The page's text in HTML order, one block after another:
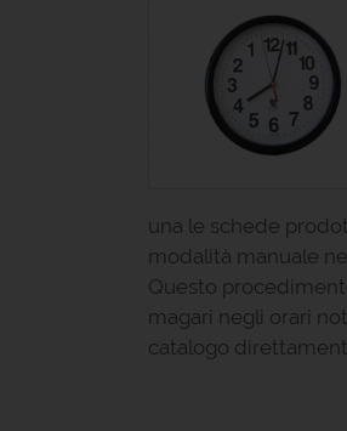
una le schede
modalità manuale
Questo
magari negli orari
catalogo